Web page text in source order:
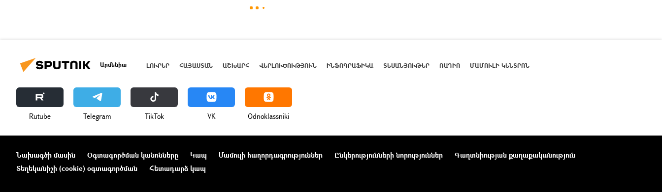
Արմենիա ԼՈՒՐԵՐ ՀԱՅԱՍՏԱՆ ԱՇԽԱՐՀ ՎԵՐԼՈՒԾՈՒԹՅՈՒՆ ԻՆՖՈԳՐԱՖԻԿԱ ՏԵՍԱՆՅՈՒԹԵՐ ՌԱԴԻՈ ՄԱՄՈՒԼԻ ԿԵՆՏՐՈՆ
Rutube Telegram ТikТоk VK Odnoklassniki
Նախագծի մասին Օգտագործման կանոնները Կապ Մամուլի հաղորդագրություններ Ընկերությունների նորություններ
Գաղտնիության քաղաքականություն
Տեղեկանիշի (cookie) օգտագործման
Հետադարձ կապ